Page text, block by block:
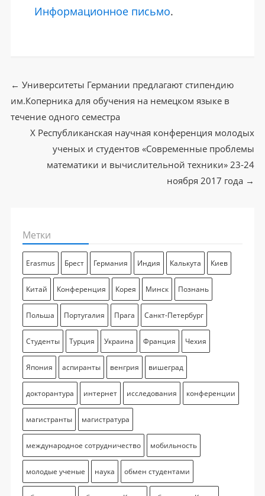
Информационное письмо.
Post navigation
← Университеты Германии предлагают стипендию
им.Коперника для обучения на немецком языке в
течение одного семестра
X Республиканская научная конференция молодых
ученых и студентов «Современные проблемы
математики и вычислительной техники» 23-24
ноября 2017 года →
Метки
Erasmus Брест Германия Индия Калькута Киев
Китай Конференция Корея Минск Познань
Польша Португалия Прага Санкт-Петербург
Студенты Турция Украина Франция Чехия
Япония аспиранты венгрия вишеград
докторантура интернет исследования конференции
магистранты магистратура
международное сотрудничество мобильность
молодые ученые наука обмен студентами